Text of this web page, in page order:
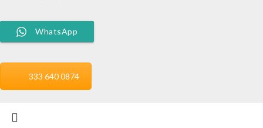
WhatsApp
333 640 0874